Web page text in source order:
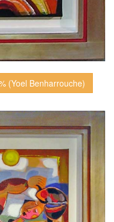
+ 20% (Yoel Benharrouche)